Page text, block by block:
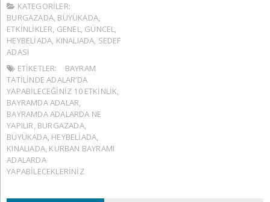
KATEGORILER:
BURGAZADA, BÜYÜKADA,
ETKINLIKLER, GENEL, GÜNCEL,
HEYBELIADA, KINALIADA, SEDEF
ADASI
ETIKETLER:
BAYRAM
TATILINDE ADALAR’DA
YAPABILECEĞINIZ 10 ETKINLIK,
BAYRAMDA ADALAR,
BAYRAMDA ADALARDA NE
YAPILIR, BURGAZADA,
BÜYÜKADA, HEYBELIADA,
KINALIADA, KURBAN BAYRAMI
ADALARDA
YAPABILECEKLERINIZ